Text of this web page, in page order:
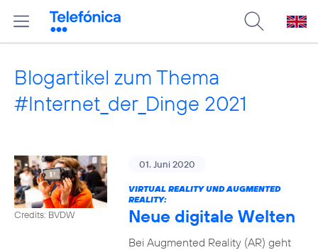
Blogartikel zum Thema
#Internet_der_Dinge 2021
Credits: BVDW
01. Juni 2020
VIRTUAL REALITY UND AUGMENTED
REALITY:
Neue digitale Welten
Bei Augmented Reality (AR) geht